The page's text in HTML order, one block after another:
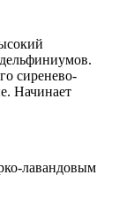
сиренево-
Начинает
лавандовым